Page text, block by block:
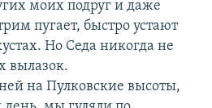
моих подруг и даже
пугает, быстро устают
Но Седа никогда не
вылазок.
на Пулковские высоты,